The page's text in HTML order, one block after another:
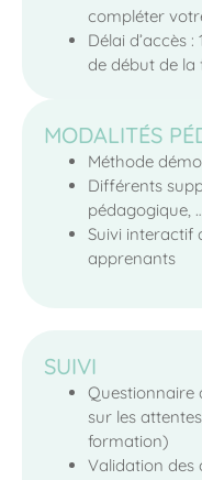
compléter
Délai d’accès
de début de la
MODALITÉS
Méthode
Différents
pédagogique,
Suivi interactif
apprenants
SUIVI
Questionnaire
sur les
formation)
Validation des